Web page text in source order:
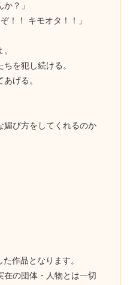
？」
！！ キモオタ！！」
を犯し続ける。
げる。
媚び方をしてくれるのか
作品となります。
在の団体・人物とは一切